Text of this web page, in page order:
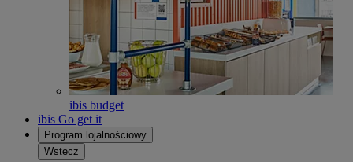
ibis budget
ibis Go get it
Program lojalnościowy
Wstecz